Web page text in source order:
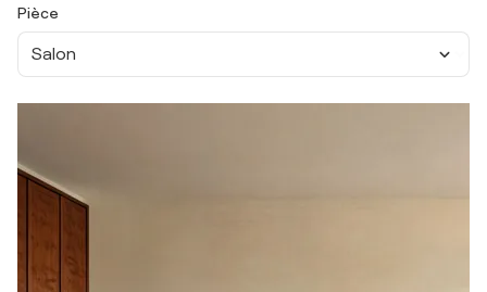
Pièce
Salon